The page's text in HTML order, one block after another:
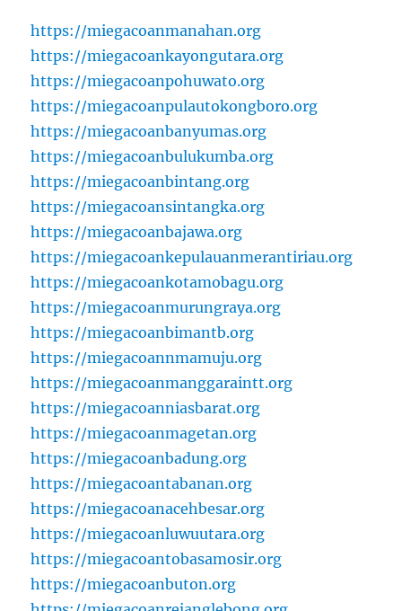
https://miegacoanmanahan.org
https://miegacoankayongutara.org
https://miegacoanpohuwato.org
https://miegacoanpulautokongboro.org
https://miegacoanbanyumas.org
https://miegacoanbulukumba.org
https://miegacoanbintang.org
https://miegacoansintangka.org
https://miegacoanbajawa.org
https://miegacoankepulauanmerantiriau.org
https://miegacoankotamobagu.org
https://miegacoanmurungraya.org
https://miegacoanbimantb.org
https://miegacoannmamuju.org
https://miegacoanmanggaraintt.org
https://miegacoanniasbarat.org
https://miegacoanmagetan.org
https://miegacoanbadung.org
https://miegacoantabanan.org
https://miegacoanacehbesar.org
https://miegacoanluwuutara.org
https://miegacoantobasamosir.org
https://miegacoanbuton.org